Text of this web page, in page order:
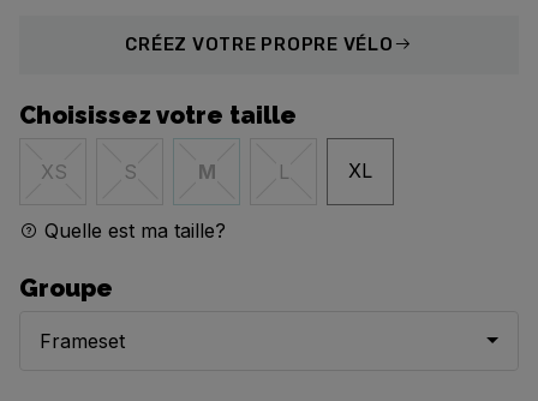
CRÉEZ VOTRE PROPRE VÉLO
Choisissez votre taille
XS S M L XL
Quelle est ma taille?
Groupe
Frameset